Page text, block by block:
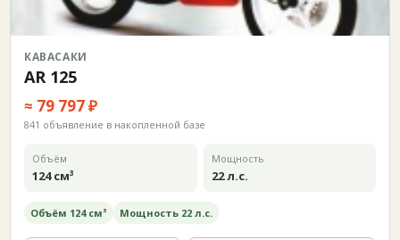
КАВАСАКИ
AR 125
≈ 79 797 ₽
841 объявление в накопленной базе
Объём
124 см³
Мощность
22 л.с.
Объём 124 см³ Мощность 22 л.с.